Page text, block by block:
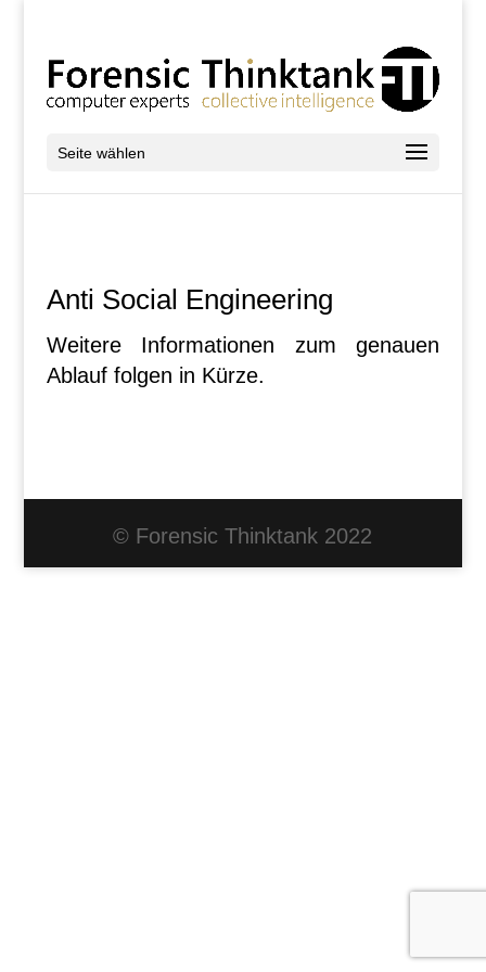
Seite wählen
Anti Social Engineering
Weitere Informationen zum genauen
Ablauf folgen in Kürze.
© Forensic Thinktank 2022